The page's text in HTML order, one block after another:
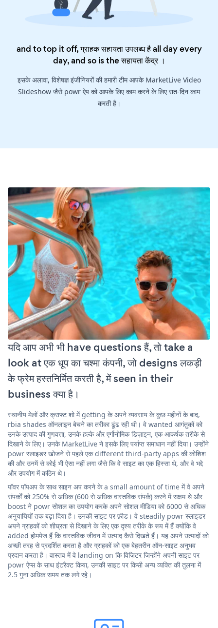
and to top it off, ग्राहक सहायता उपलब्ध है all day every
day, and so is theसहायता केंद्र।
इसके अलावा, विशेषज्ञ इंजीनियरों की हमारी टीम आपके MarketLive Video
Slideshow जैसे powr ऐप को आपके लिए काम करने के लिए रात-दिन काम
करती है।
यदि आप अभी भी have questions हैं, तो take a
look at एक धूप का चश्मा कंपनी, जो designs लकड़ी
के फ्रेम हस्तनिर्मित करती है, में seen in their
business क्या है।
स्थानीय मेलों और क्राफ्ट शो में getting के अपने व्यवसाय के कुछ महीनों के बाद,
rbia shades ऑनलाइन बेचने का तरीका ढूंढ रही थी। वे wanted आगंतुकों को
उनके उत्पाद की गुणवत्ता, उनके हल्के और एर्गोनोमिक डिज़ाइन, एक आकर्षक तरीके से
दिखाने के लिए। उनके MarketLive ने इसके लिए पर्याप्त समाधान नहीं दिया। उन्होंने
powr स्लाइडर खोजने से पहले एक different third-party apps की कोशिश
की और उनमें से कोई भी ऐसा नहीं लगा जैसे कि वे साइट का एक हिस्सा थे, और वे भद्दे
और उपयोग में कठिन थे।
पॉवर पॉपअप के साथ साइन अप करने के a small amount of time में वे अपने
संपर्कों को 250% से अधिक (600 से अधिक वास्तविक संपर्क) करने में सक्षम थे और
boost ने powr सोशल का उपयोग करके अपने सोशल मीडिया को 6000 से अधिक
अनुयायियों तक बढ़ा दिया है। उनकी साइट पर फ़ीड। वे steadily powr स्लाइडर
अपने ग्राहकों को शीघ्रता से दिखाने के लिए एक दृश्य तरीके के रूप में हैं क्योंकि वे
added होमपेज हैं कि वास्तविक जीवन में उत्पाद कैसे दिखते हैं। यह अपने उत्पादों को
अच्छी तरह से प्रदर्शित करता है और ग्राहकों को एक बेहतरीन ऑन-साइट अनुभव
प्रदान करता है। वास्तव में वे landing on कि विज़िटर जिन्होंने अपनी साइट पर
powr ऐप्स के साथ इंटरैक्ट किया, उनकी साइट पर किसी अन्य व्यक्ति की तुलना में
2.5 गुना अधिक समय तक लगे रहे।